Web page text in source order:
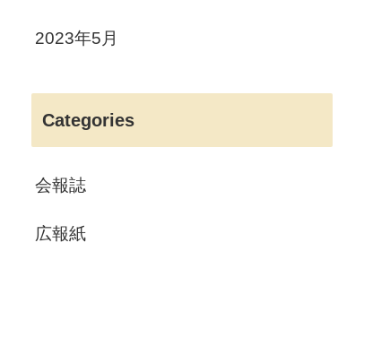
2023年5月
Categories
会報誌
広報紙